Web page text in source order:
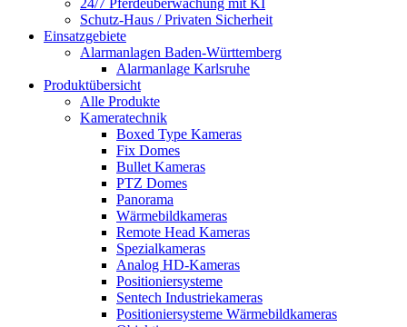
24/7 Pferdeüberwachung mit KI
Schutz-Haus / Privaten Sicherheit
Einsatzgebiete
Alarmanlagen Baden-Württemberg
Alarmanlage Karlsruhe
Produktübersicht
Alle Produkte
Kameratechnik
Boxed Type Kameras
Fix Domes
Bullet Kameras
PTZ Domes
Panorama
Wärmebildkameras
Remote Head Kameras
Spezialkameras
Analog HD-Kameras
Positioniersysteme
Sentech Industriekameras
Positioniersysteme Wärmebildkameras